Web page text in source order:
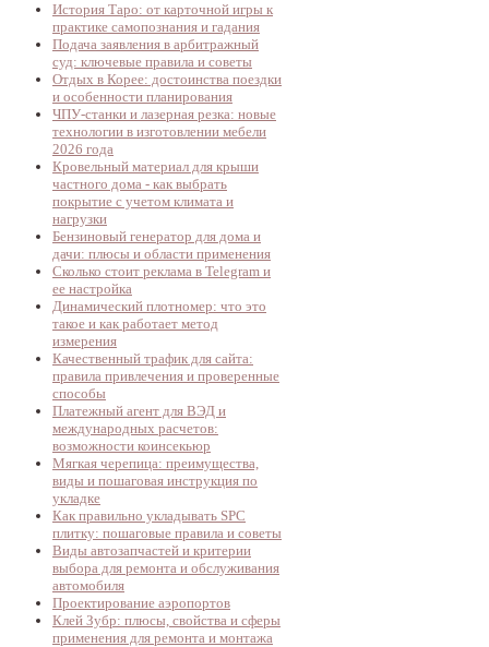
История Таро: от карточной игры к
практике самопознания и гадания
Подача заявления в арбитражный
суд: ключевые правила и советы
Отдых в Корее: достоинства поездки
и особенности планирования
ЧПУ-станки и лазерная резка: новые
технологии в изготовлении мебели
2026 года
Кровельный материал для крыши
частного дома - как выбрать
покрытие с учетом климата и
нагрузки
Бензиновый генератор для дома и
дачи: плюсы и области применения
Сколько стоит реклама в Telegram и
ее настройка
Динамический плотномер: что это
такое и как работает метод
измерения
Качественный трафик для сайта:
правила привлечения и проверенные
способы
Платежный агент для ВЭД и
международных расчетов:
возможности коинсекьюр
Мягкая черепица: преимущества,
виды и пошаговая инструкция по
укладке
Как правильно укладывать SPC
плитку: пошаговые правила и советы
Виды автозапчастей и критерии
выбора для ремонта и обслуживания
автомобиля
Проектирование аэропортов
Клей Зубр: плюсы, свойства и сферы
применения для ремонта и монтажа